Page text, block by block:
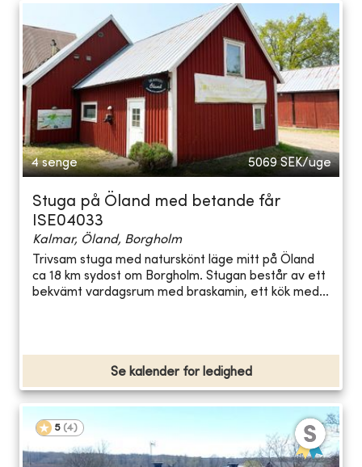
4 senge 5069 SEK/uge
Stuga på Öland med betande får
ISE04033
Kalmar, Öland, Borgholm
Trivsam stuga med naturskönt läge mitt på Öland
ca 18 km sydost om Borgholm. Stugan består av ett
bekvämt vardagsrum med braskamin, ett kök med...
Se kalender for ledighed
5 (4)